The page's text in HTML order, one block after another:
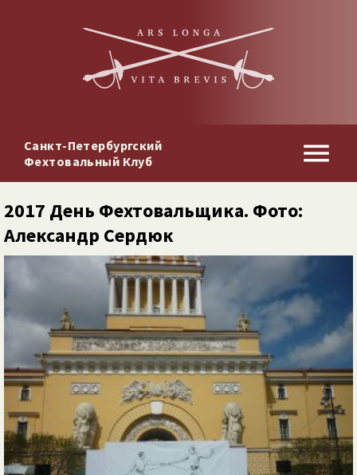
Санкт-Петербургский
Фехтовальный Клуб
2017 День Фехтовальщика. Фото:
Александр Сердюк